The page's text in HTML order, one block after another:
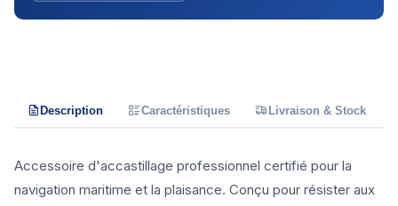
Description Caractéristiques Livraison & Stock
Accessoire d'accastillage professionnel certifié pour la
navigation maritime et la plaisance. Conçu pour résister aux